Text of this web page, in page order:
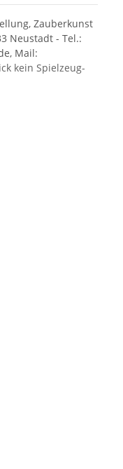
Zauberkunst
Neustadt - Tel.:
Mail:
kein Spielzeug-